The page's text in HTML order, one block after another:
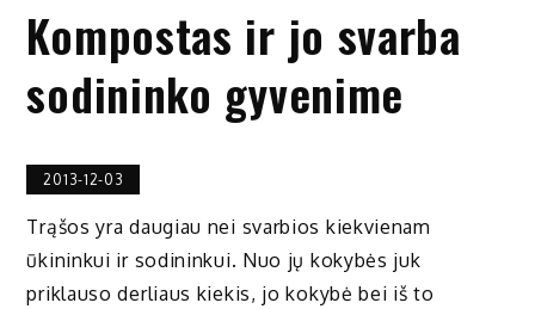
Kompostas ir jo svarba
sodininko gyvenime
2013-12-03
Trąšos yra daugiau nei svarbios kiekvienam
ūkininkui ir sodininkui. Nuo jų kokybės juk
priklauso derliaus kiekis, jo kokybė bei iš to